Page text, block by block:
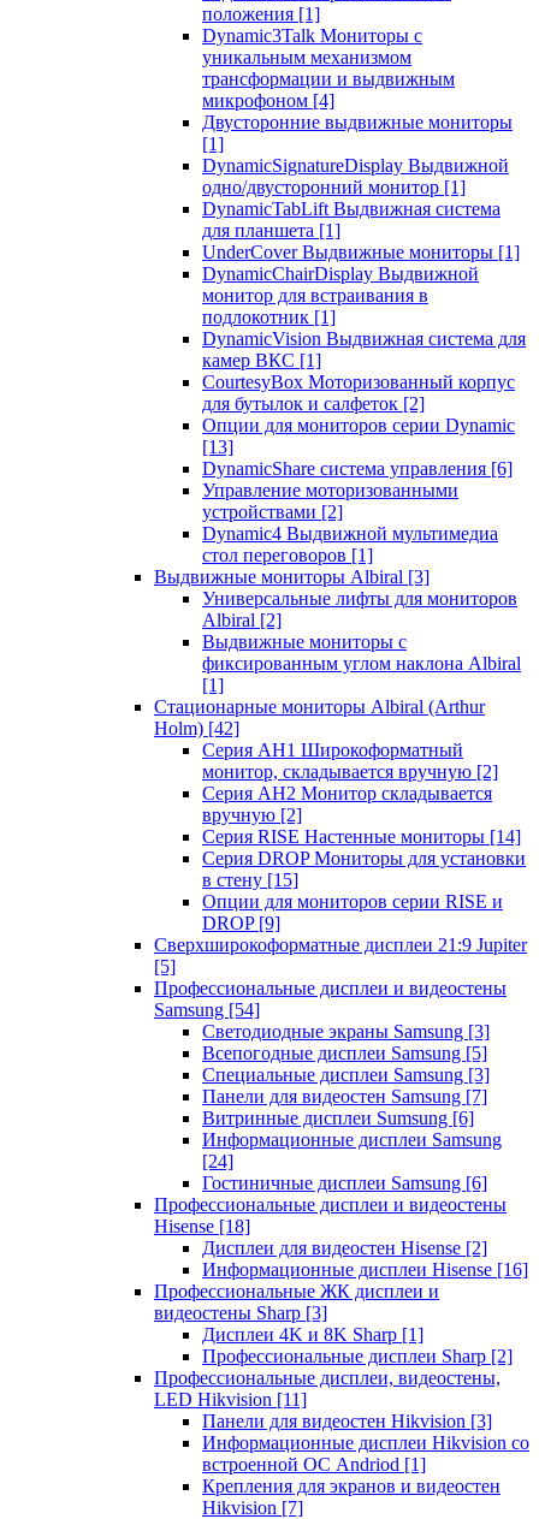
положения [1]
Dynamic3Talk Мониторы с
уникальным механизмом
трансформации и выдвижным
микрофоном [4]
Двусторонние выдвижные мониторы
[1]
DynamicSignatureDisplay Выдвижной
одно/двусторонний монитор [1]
DynamicTabLift Выдвижная система
для планшета [1]
UnderCover Выдвижные мониторы [1]
DynamicChairDisplay Выдвижной
монитор для встраивания в
подлокотник [1]
DynamicVision Выдвижная система для
камер ВКС [1]
CourtesyBox Моторизованный корпус
для бутылок и салфеток [2]
Опции для мониторов серии Dynamic
[13]
DynamicShare система управления [6]
Управление моторизованными
устройствами [2]
Dynamic4 Выдвижной мультимедиа
стол переговоров [1]
Выдвижные мониторы Albiral [3]
Универсальные лифты для мониторов
Albiral [2]
Выдвижные мониторы с
фиксированным углом наклона Albiral
[1]
Стационарные мониторы Albiral (Arthur
Holm) [42]
Серия AH1 Широкоформатный
монитор, складывается вручную [2]
Серия AH2 Монитор складывается
вручную [2]
Серия RISE Настенные мониторы [14]
Серия DROP Мониторы для установки
в стену [15]
Опции для мониторов серии RISE и
DROP [9]
Сверхширокоформатные дисплеи 21:9 Jupiter
[5]
Профессиональные дисплеи и видеостены
Samsung [54]
Светодиодные экраны Samsung [3]
Всепогодные дисплеи Samsung [5]
Специальные дисплеи Samsung [3]
Панели для видеостен Samsung [7]
Витринные дисплеи Sumsung [6]
Информационные дисплеи Samsung
[24]
Гостиничные дисплеи Samsung [6]
Профессиональные дисплеи и видеостены
Hisense [18]
Дисплеи для видеостен Hisense [2]
Информационные дисплеи Hisense [16]
Профессиональные ЖК дисплеи и
видеостены Sharp [3]
Дисплеи 4K и 8K Sharp [1]
Профессиональные дисплеи Sharp [2]
Профессиональные дисплеи, видеостены,
LED Hikvision [11]
Панели для видеостен Hikvision [3]
Информационные дисплеи Hikvision со
встроенной ОС Andriod [1]
Крепления для экранов и видеостен
Hikvision [7]